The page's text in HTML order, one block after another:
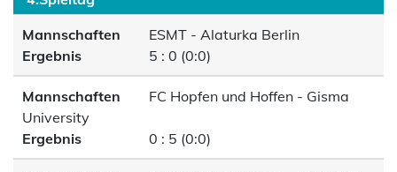
Mannschaften
ESMT - Alaturka Berlin
Ergebnis
5 : 0 (0:0)
Mannschaften
FC Hopfen und Hoffen - Gisma
University
Ergebnis
0 : 5 (0:0)